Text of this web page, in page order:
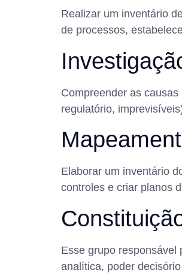
Realizar um inventário
de processos,
Compreender as
regulatório,
Elaborar um inventário
controles e criar planos
Esse grupo responsável
analítica, poder